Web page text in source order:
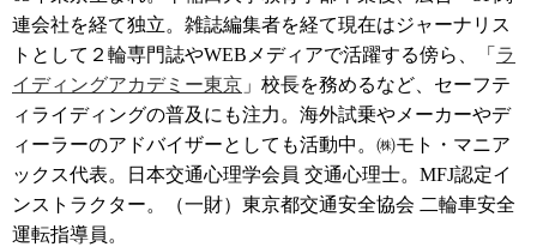
連会社を経て独立。雑誌編集者を経て現在はジャーナリス
トとして２輪専門誌やWEBメディアで活躍する傍ら、「 ラ
イディングアカデミー東京 」校長を務めるなど、セーフテ
ィライディングの普及にも注力。海外試乗やメーカーやデ
ィーラーのアドバイザーとしても活動中。㈱モト・マニア
ックス代表。日本交通心理学会員 交通心理士。MFJ認定イ
ンストラクター。（一財）東京都交通安全協会 二輪車安全
運転指導員。